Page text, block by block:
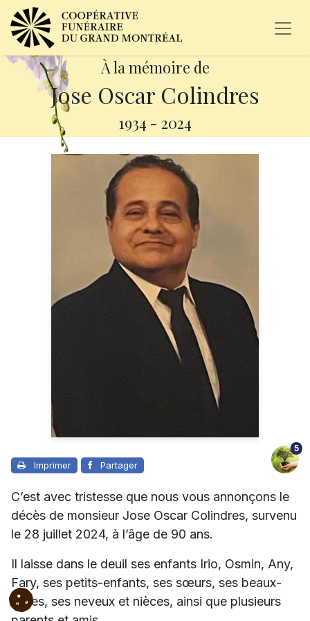
À la mémoire de
Jose Oscar Colindres
1934 - 2024
Imprimer Partager
5
C’est avec tristesse que nous vous annonçons le
décès de monsieur Jose Oscar Colindres, survenu
le 28 juillet 2024, à l’âge de 90 ans.
Il laisse dans le deuil ses enfants Irio, Osmin, Any,
Fary, ses petits-enfants, ses sœurs, ses beaux-
frères, ses neveux et nièces, ainsi que plusieurs